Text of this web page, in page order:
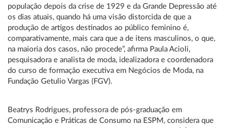
população depois da crise de 1929 e da Grande Depressão até
os dias atuais, quando há uma visão distorcida de que a
produção de artigos destinados ao público feminino é,
comparativamente, mais cara que a de itens masculinos, o que,
na maioria dos casos, não procede”, afirma Paula Acioli,
pesquisadora e analista de moda, idealizadora e coordenadora
do curso de formação executiva em Negócios de Moda, na
Fundação Getulio Vargas (FGV).
Beatrys Rodrigues, professora de pós-graduação em
Comunicação e Práticas de Consumo na ESPM, considera que